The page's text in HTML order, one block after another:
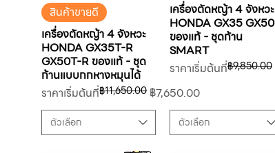
สินค้าขายดี
เครื่องตัดหญ้า 4 จังหวะ
HONDA GX35T-R
GX50T-R ของแท้ - ชุด
ก้านแบบกกหางหมุนได้
ราคาเริ่มต้นที่
ราคาปกติ ฿11,650.00 ฿7,650.00
ราคาขายลด
ตัวเลือก
เครื่องตัดหญ้า 4 จังหวะ
HONDA GX35 GX50
ของแท้ - ชุดก้าน
SMART
ราคาเริ่มต้นที่
ราคาปกติ ฿9,850.00
ราคาขายลด
ตัวเลือก